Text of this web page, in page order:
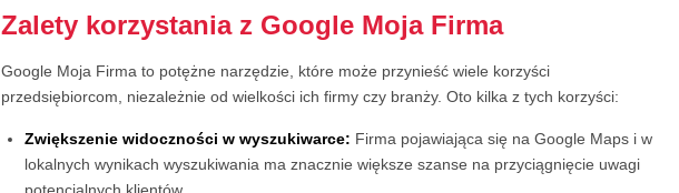
Zalety korzystania z Google Moja Firma
Google Moja Firma to potężne narzędzie, które może przynieść wiele korzyści
przedsiębiorcom, niezależnie od wielkości ich firmy czy branży. Oto kilka z tych korzyści:
Zwiększenie widoczności w wyszukiwarce: Firma pojawiająca się na Google Maps i w
lokalnych wynikach wyszukiwania ma znacznie większe szanse na przyciągnięcie uwagi
potencjalnych klientów.